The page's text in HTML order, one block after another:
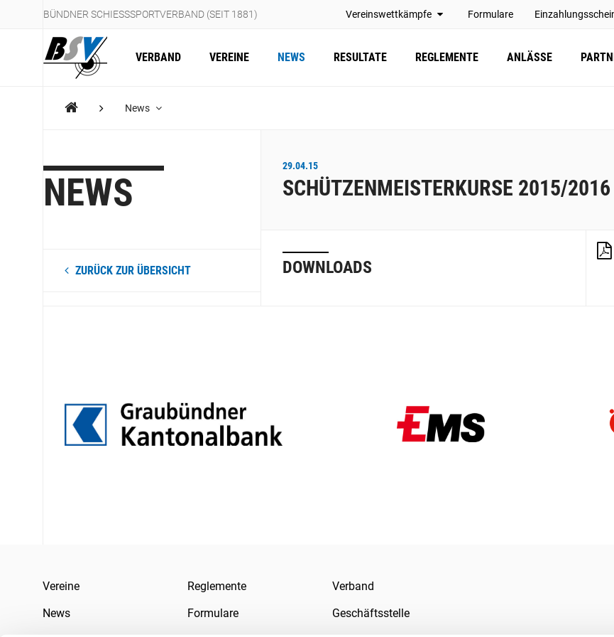
BÜNDNER SCHIESSSPORTVERBAND (SEIT 1881) Vereinswettkämpfe Formulare
VERBAND VEREINE NEWS RESULTATE REGLEMENTE ANLÄSSE
News
NEWS
ZURÜCK ZUR ÜBERSICHT
29.04.15
SCHÜTZENMEISTERKURSE 2015/2016
DOWNLOADS
Vereine
News
Reglemente
Formulare
Verband
Geschäftsstelle